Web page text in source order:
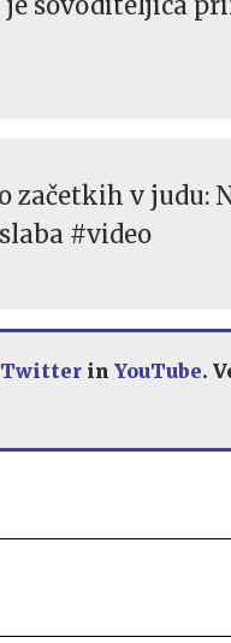
začetkih v judu:
#video
Twitter in YouTube.